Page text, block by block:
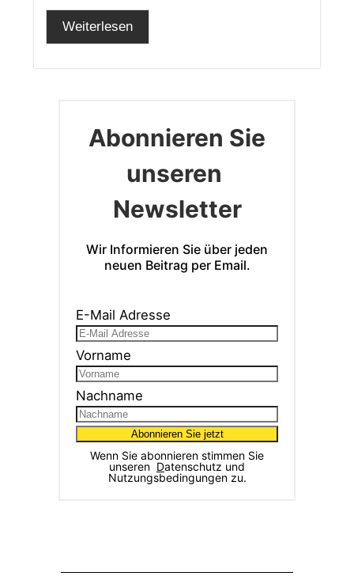
Weiterlesen
Abonnieren Sie
unseren
Newsletter
Wir Informieren Sie über jeden
neuen Beitrag per Email.
E-Mail Adresse
Vorname
Nachname
Wenn Sie abonnieren stimmen Sie
unseren Datenschutz und
Nutzungsbedingungen zu.